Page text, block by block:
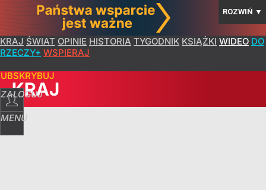
ROZWIŃ ▼
KRAJ ŚWIAT OPINIE HISTORIA TYGODNIK KSIĄŻKI WIDEO DO
RZECZY+ WSPIERAJ
ZALOGUJ
MENU
KRAJ